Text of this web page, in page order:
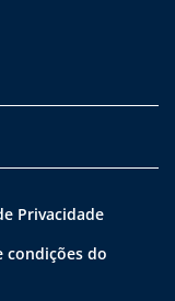
Privacidade
condições do